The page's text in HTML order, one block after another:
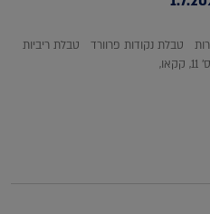
טבלת נקודות פרוורד טבלת ריביות